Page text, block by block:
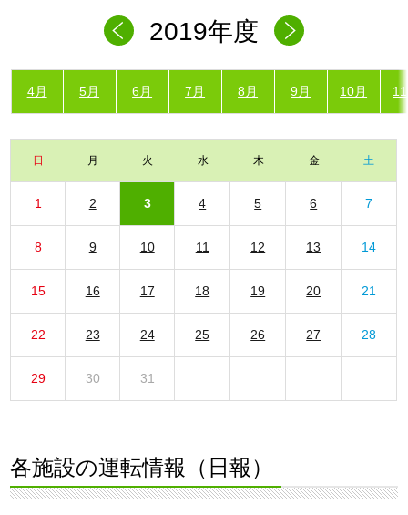
2019年度
4月 5月 6月 7月 8月 9月 10月
日 月 火 水 木 金 土
1 2 3 4 5 6 7
8 9 10 11 12 13 14
15 16 17 18 19 20 21
22 23 24 25 26 27 28
29 30 31
各施設の運転情報（日報）